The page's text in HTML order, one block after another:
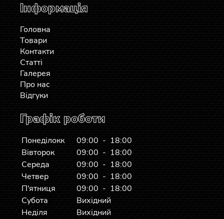
Інформація
Головна
Товари
Контакти
Статті
Галерея
Про нас
Відгуки
Графік роботи
Понеділокк
09:00 - 18:00
Вівторок
09:00 - 18:00
Середа
09:00 - 18:00
Четвер
09:00 - 18:00
П'ятниця
09:00 - 18:00
Субота
Вихідний
Неділя
Вихідний